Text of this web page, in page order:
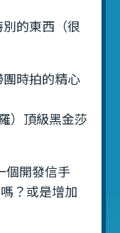
的東西（很
時拍的精心
）頂級黑金莎
個開發信手
？或是增加